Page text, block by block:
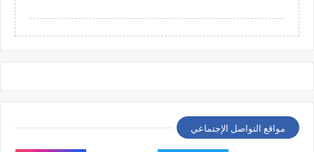
مواقع التواصل الإجتماعي